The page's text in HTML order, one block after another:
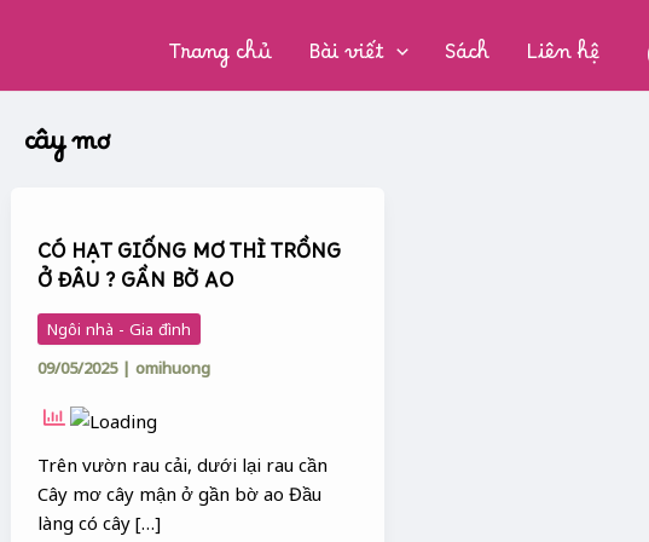
Trang chủ Bài viết Sách Liên hệ
cây mơ
CÓ HẠT GIỐNG MƠ THÌ TRỒNG
Ở ĐÂU ? GẦN BỜ AO
Ngôi nhà - Gia đình
09/05/2025 |omihuong
Trên vườn rau cải, dưới lại rau cần
Cây mơ cây mận ở gần bờ ao Đầu
làng có cây […]
GIỐNG
MƠ
THÌ
TRỒNG
Ở
ĐÂU
?
GẦN
BỜ
AO